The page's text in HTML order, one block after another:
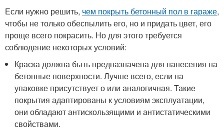
Если нужно решить, чем покрыть бетонный пол в гараже,
чтобы не только обеспылить его, но и придать цвет, его
проще всего покрасить. Но для этого требуется
соблюдение некоторых условий:
Краска должна быть предназначена для нанесения на
бетонные поверхности. Лучше всего, если на
упаковке присутствует о или аналогичная. Такие
покрытия адаптированы к условиям эксплуатации,
они обладают антискользящими и антистатическими
свойствами.